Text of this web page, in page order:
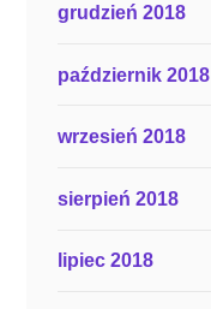
grudzień 2018
październik 2018
wrzesień 2018
sierpień 2018
lipiec 2018